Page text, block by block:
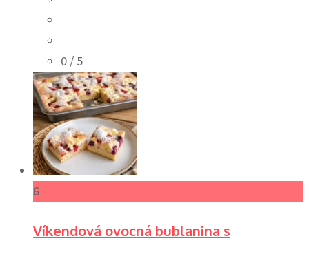
0 / 5
6
Víkendová ovocná bublanina s